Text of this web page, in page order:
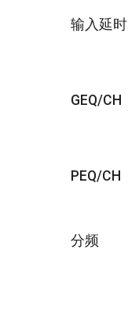
输入延时
GEQ/CH
PEQ/CH
分频